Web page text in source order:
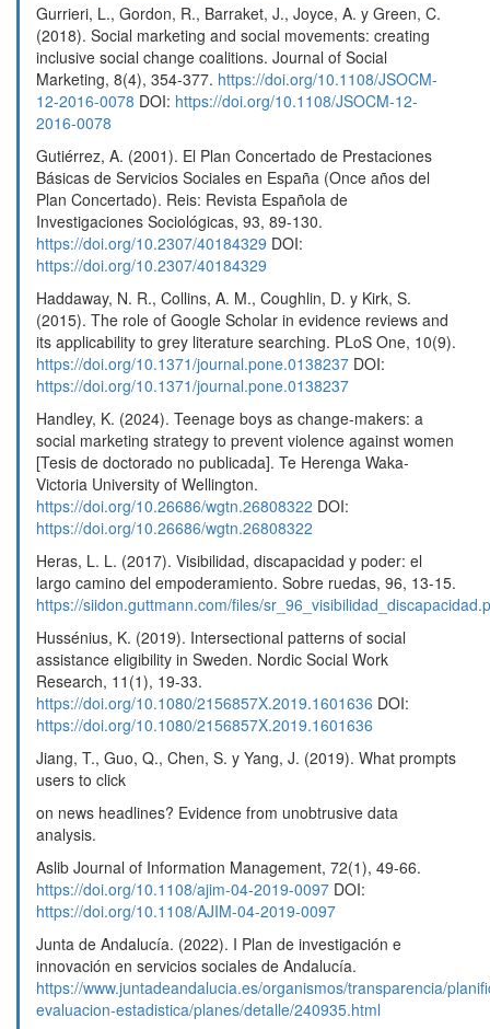
Gurrieri, L., Gordon, R., Barraket, J., Joyce, A. y Green, C.
(2018). Social marketing and social movements: creating
inclusive social change coalitions. Journal of Social
Marketing, 8(4), 354-377. https://doi.org/10.1108/JSOCM-
12-2016-0078 DOI: https://doi.org/10.1108/JSOCM-12-
2016-0078
Gutiérrez, A. (2001). El Plan Concertado de Prestaciones
Básicas de Servicios Sociales en España (Once años del
Plan Concertado). Reis: Revista Española de
Investigaciones Sociológicas, 93, 89-130.
https://doi.org/10.2307/40184329 DOI:
https://doi.org/10.2307/40184329
Haddaway, N. R., Collins, A. M., Coughlin, D. y Kirk, S.
(2015). The role of Google Scholar in evidence reviews and
its applicability to grey literature searching. PLoS One, 10(9).
https://doi.org/10.1371/journal.pone.0138237 DOI:
https://doi.org/10.1371/journal.pone.0138237
Handley, K. (2024). Teenage boys as change-makers: a
social marketing strategy to prevent violence against women
[Tesis de doctorado no publicada]. Te Herenga Waka-
Victoria University of Wellington.
https://doi.org/10.26686/wgtn.26808322 DOI:
https://doi.org/10.26686/wgtn.26808322
Heras, L. L. (2017). Visibilidad, discapacidad y poder: el
largo camino del empoderamiento. Sobre ruedas, 96, 13-15.
https://siidon.guttmann.com/files/
Hussénius, K. (2019). Intersectional patterns of social
assistance eligibility in Sweden. Nordic Social Work
Research, 11(1), 19-33.
https://doi.org/10.1080/2156857X.2019.1601636 DOI:
https://doi.org/10.1080/2156857X.2019.1601636
Jiang, T., Guo, Q., Chen, S. y Yang, J. (2019). What prompts
users to click
on news headlines? Evidence from unobtrusive data
analysis.
Aslib Journal of Information Management, 72(1), 49-66.
https://doi.org/10.1108/ajim-04-2019-0097 DOI:
https://doi.org/10.1108/AJIM-04-2019-0097
Junta de Andalucía. (2022). I Plan de investigación e
innovación en servicios sociales de Andalucía.
https://www.juntadeandalucia.es/organismos/transparencia/
evaluacion-estadistica/planes/detalle/240935.html